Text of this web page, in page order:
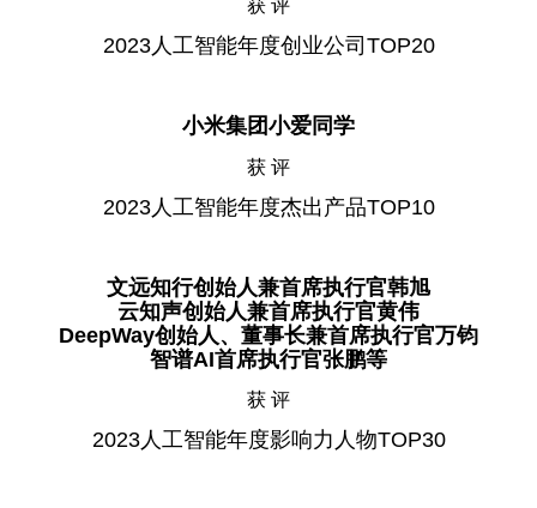
获 评
2023人工智能年度创业公司TOP20
小米集团小爱同学
获 评
2023人工智能年度杰出产品TOP10
文远知行创始人兼首席执行官韩旭
云知声创始人兼首席执行官黄伟
DeepWay创始人、董事长兼首席执行官万钧
智谱AI首席执行官张鹏等
获 评
2023人工智能年度影响力人物TOP30